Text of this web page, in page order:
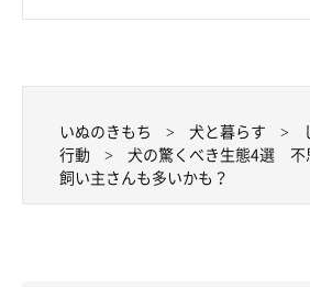
参考／「いぬのきもち」2021年2月号『
泉忠明先生）
※写真はスマホアプリ「いぬ・ねこのき
です。
※記事と写真に関連性はありませんので
いぬのきもち 犬と暮らす
行動
犬の驚くべき生態4選 不
飼い主さんも多いかも？